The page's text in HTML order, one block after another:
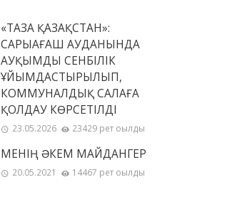
«ТАЗА ҚАЗАҚСТАН»:
САРЫАҒАШ АУДАНЫНДА
АУҚЫМДЫ СЕНБІЛІК
ҰЙЫМДАСТЫРЫЛЫП,
КОММУНАЛДЫҚ САЛАҒА
ҚОЛДАУ КӨРСЕТІЛДІ
23.05.2026 23429 рет оқылды
МЕНІҢ ƏКЕМ МАЙДАНГЕР
20.05.2021 14467 рет оқылды